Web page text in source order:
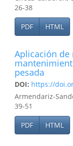
26-38
PDF HTML
Aplicación de
pesada
DOI: https://
Armendariz-
39-51
PDF HTML